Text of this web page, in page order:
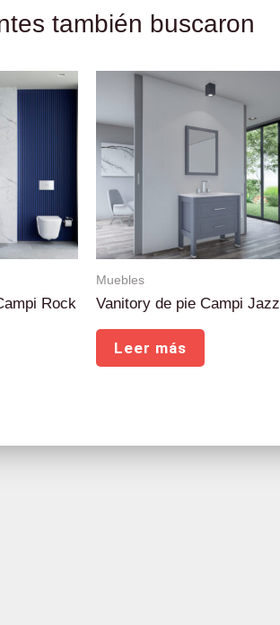
también buscaron
Rock
Muebles
Vanitory de pie Campi Jazz
Leer más